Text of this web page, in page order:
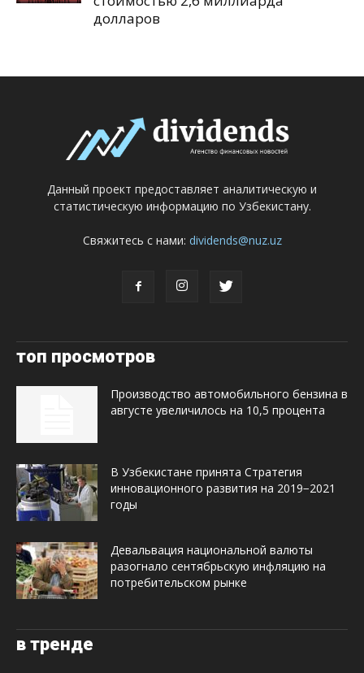
долларов
Данный проект предоставляет аналитическую и
статистическую информацию по Узбекистану.
Свяжитесь с нами: dividends@nuz.uz
топ просмотров
Производство автомобильного бензина в
августе увеличилось на 10,5 процента
В Узбекистане принята Стратегия
инновационного развития на 2019−2021
годы
Девальвация национальной валюты
разогнало сентябрьскую инфляцию на
потребительском рынке
в тренде